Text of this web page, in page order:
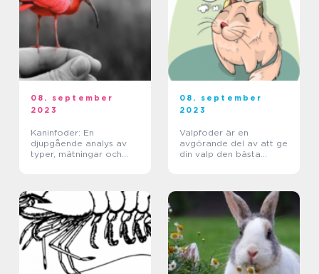
08. september
2023
Kaninfoder: En
djupgående analys av
typer, mätningar och
08. september
2023
Valpfoder är en
avgörande del av att ge
din valp den bästa